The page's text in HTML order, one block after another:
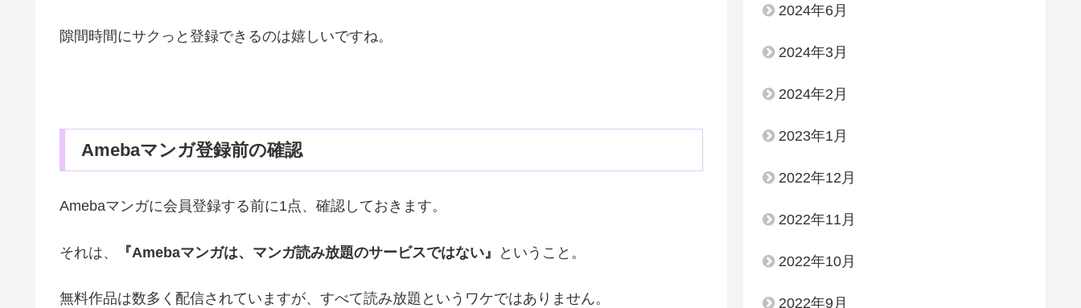
隙間時間にサクっと登録できるのは嬉しいですね。
Amebaマンガ登録前の確認
Amebaマンガに会員登録する前に1点、確認しておきます。
それは、 『Amebaマンガは、マンガ読み放題のサービスではない』 ということ。
無料作品は数多く配信されていますが、すべて読み放題というワケではありません。
2024年6月
2024年3月
2024年2月
2023年1月
2022年12月
2022年11月
2022年10月
2022年9月